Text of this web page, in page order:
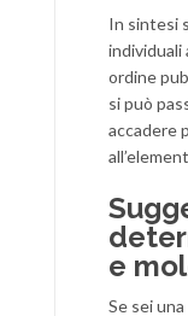
In sintesi
individuali
ordine
si può
accadere
e
Se sei